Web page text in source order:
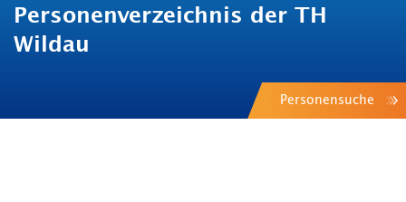
Personenverzeichnis der TH
Wildau
Personensuche